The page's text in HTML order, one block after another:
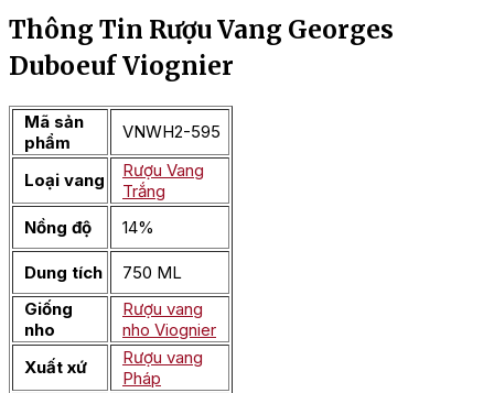
Thông Tin Rượu Vang Georges
Duboeuf Viognier
Mã sản
phẩm
VNWH2-595
Loại vang
Rượu Vang
Trắng
Nồng độ
14%
Dung tích
750 ML
Giống
nho
Rượu vang
nho Viognier
Xuất xứ
Rượu vang
Pháp